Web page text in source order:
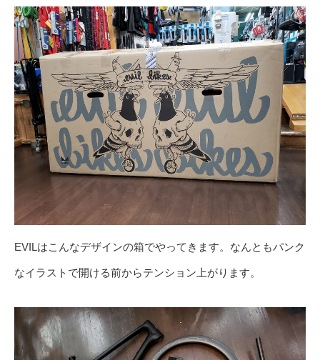
EVILはこんなデザインの箱でやってきます。なんともパンク
なイラストで開ける前からテンション上がります。